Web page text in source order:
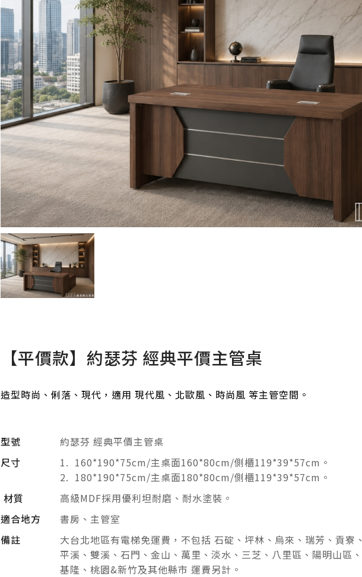
【平價款】約瑟芬 經典平價主管桌
造型時尚、俐落、現代，適用 現代風、北歐風、時尚風 等主管空間。
型號
約瑟芬 經典平價主管桌
尺寸
1. 160*190*75cm/主桌面160*80cm/側櫃119*39*57cm。
2. 180*190*75cm/主桌面180*80cm/側櫃119*39*57cm。
材質
高級MDF採用優利坦耐磨、耐水塗裝。
適合地方
書房、主管室
備註
大台北地區有電梯免運費，不包括 石碇、坪林、烏來、瑞芳、貢寮、
平溪、雙溪、石門、金山、萬里、淡水、三芝、八里區、陽明山區、
基隆、桃園&新竹及其他縣市 運費另計。